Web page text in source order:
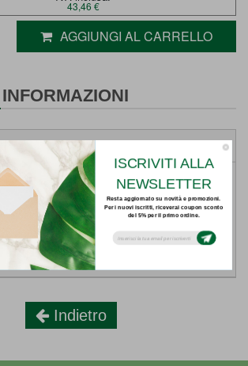
ISCRIVITI ALLA
NEWSLETTER
Resta aggiornato su novità e promozioni.
Per i nuovi iscritti, riceverai coupon sconto
del 5% per il primo ordine.
43,46 €
AGGIUNGI AL CARRELLO
TENAX
Indietro